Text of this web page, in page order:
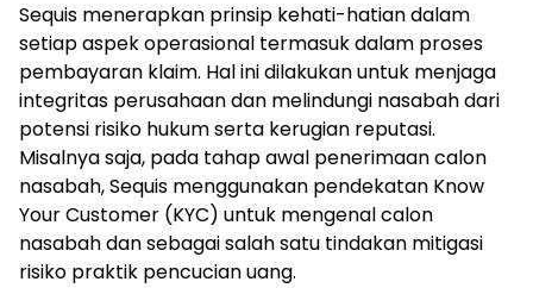
Sequis menerapkan prinsip kehati-hatian dalam
setiap aspek operasional termasuk dalam proses
pembayaran klaim. Hal ini dilakukan untuk menjaga
integritas perusahaan dan melindungi nasabah dari
potensi risiko hukum serta kerugian reputasi.
Misalnya saja, pada tahap awal penerimaan calon
nasabah, Sequis menggunakan pendekatan Know
Your Customer (KYC) untuk mengenal calon
nasabah dan sebagai salah satu tindakan mitigasi
risiko praktik pencucian uang.